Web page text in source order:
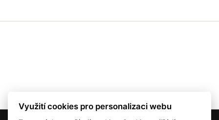
Využití cookies pro personalizaci webu